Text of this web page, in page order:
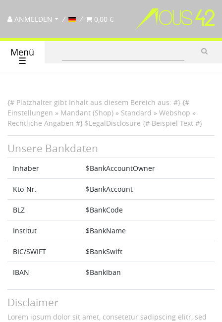
ANMELDEN 0,00 €
Menü
☰
{# Platzhalter gibt Inhalt aus diesem Bereich aus: #} {#
Einstellungen » Mandant (Shop) » Standard » Webshop »
Rechtliche Angaben #} $LegalDisclosure {# Beispiel Text #}
Unsere Bankdaten
Inhaber $BankAccountOwner
Kto-Nr. $BankAccount
BLZ $BankCode
Institut $BankName
BIC/SWIFT $BankSwift
IBAN $BankIban
Disclaimer
Lorem ipsum dolor sit amet, consetetur sadipscing elitr, sed